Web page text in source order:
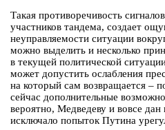
Такая противоречивость
участников тандема, создает
неуправляемости ситуации
можно выделить и несколько
в текущей политической
может допустить ослабления
на который сам возвращается –
сейчас дополнительные
вероятно, Медведеву и вовсе
исключало попыток Путина